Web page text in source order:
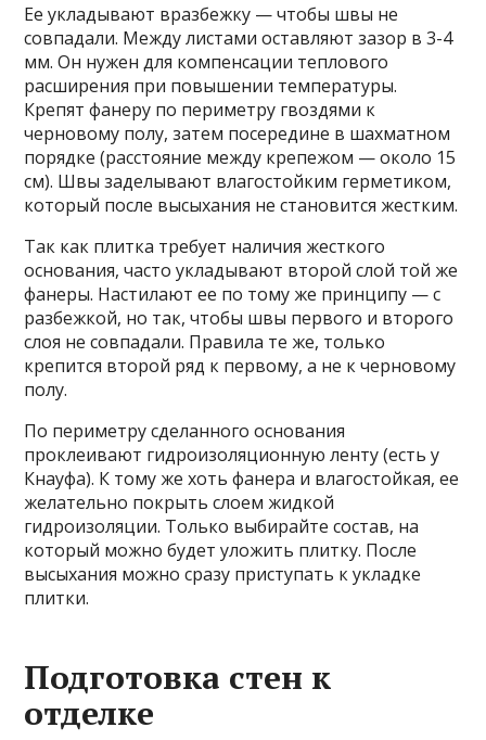
Ее укладывают вразбежку — чтобы швы не
совпадали. Между листами оставляют зазор в 3-4
мм. Он нужен для компенсации теплового
расширения при повышении температуры.
Крепят фанеру по периметру гвоздями к
черновому полу, затем посередине в шахматном
порядке (расстояние между крепежом — около 15
см). Швы заделывают влагостойким герметиком,
который после высыхания не становится жестким.
Так как плитка требует наличия жесткого
основания, часто укладывают второй слой той же
фанеры. Настилают ее по тому же принципу — с
разбежкой, но так, чтобы швы первого и второго
слоя не совпадали. Правила те же, только
крепится второй ряд к первому, а не к черновому
полу.
По периметру сделанного основания
проклеивают гидроизоляционную ленту (есть у
Кнауфа). К тому же хоть фанера и влагостойкая, ее
желательно покрыть слоем жидкой
гидроизоляции. Только выбирайте состав, на
который можно будет уложить плитку. После
высыхания можно сразу приступать к укладке
плитки.
Подготовка стен к
отделке